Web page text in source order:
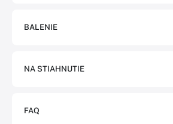
BALENIE
NA STIAHNUTIE
FAQ